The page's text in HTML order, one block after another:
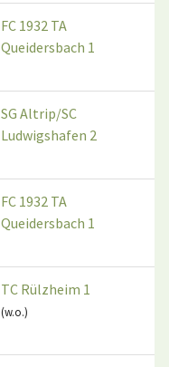
FC 1932 TA
Queidersbach 1
SG Altrip/SC
Ludwigshafen 2
FC 1932 TA
Queidersbach 1
TC Rülzheim 1
(w.o.)